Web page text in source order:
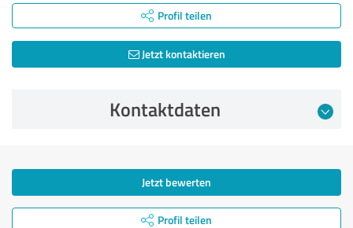
Profil teilen
Jetzt kontaktieren
Kontaktdaten
Jetzt bewerten
Profil teilen